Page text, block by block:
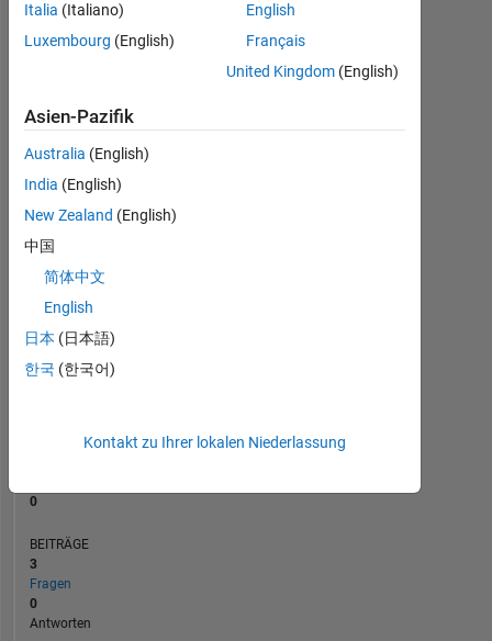
MATLAB Answers
BEITRÄGE
1
3
05/21
12/21
07/22
02/23
09/23
04/24
11/24
06/25
01/26
01/22
09/22
05/23
01/24
09/24
05/25
RANG
0
BEITRÄGE
3
Fragen
0
Antworten
Italia (Italiano)
Luxembourg (English)
English
Français
United Kingdom (English)
Asien-Pazifik
Australia (English)
India (English)
New Zealand (English)
中国
简体中文
English
日本 (日本語)
한국 (한국어)
Kontakt zu Ihrer lokalen Niederlassung